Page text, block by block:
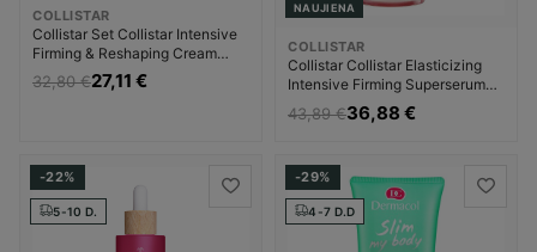
COLLISTAR
Collistar Set Collistar Intensive
Firming & Reshaping Cream
200ml + Firming & Elasticizing
Talasso-Scrub Liekninanti kūno
32,80 €27,11 €
NAUJIENA
COLLISTAR
Collistar Collistar Elasticizing
Intensive Firming Superserum
Liekninanti kūno priežiūros
priemonė Moterims
43,89 €36,88 €
-22%
5-10 D.
-29%
4-7 D.D